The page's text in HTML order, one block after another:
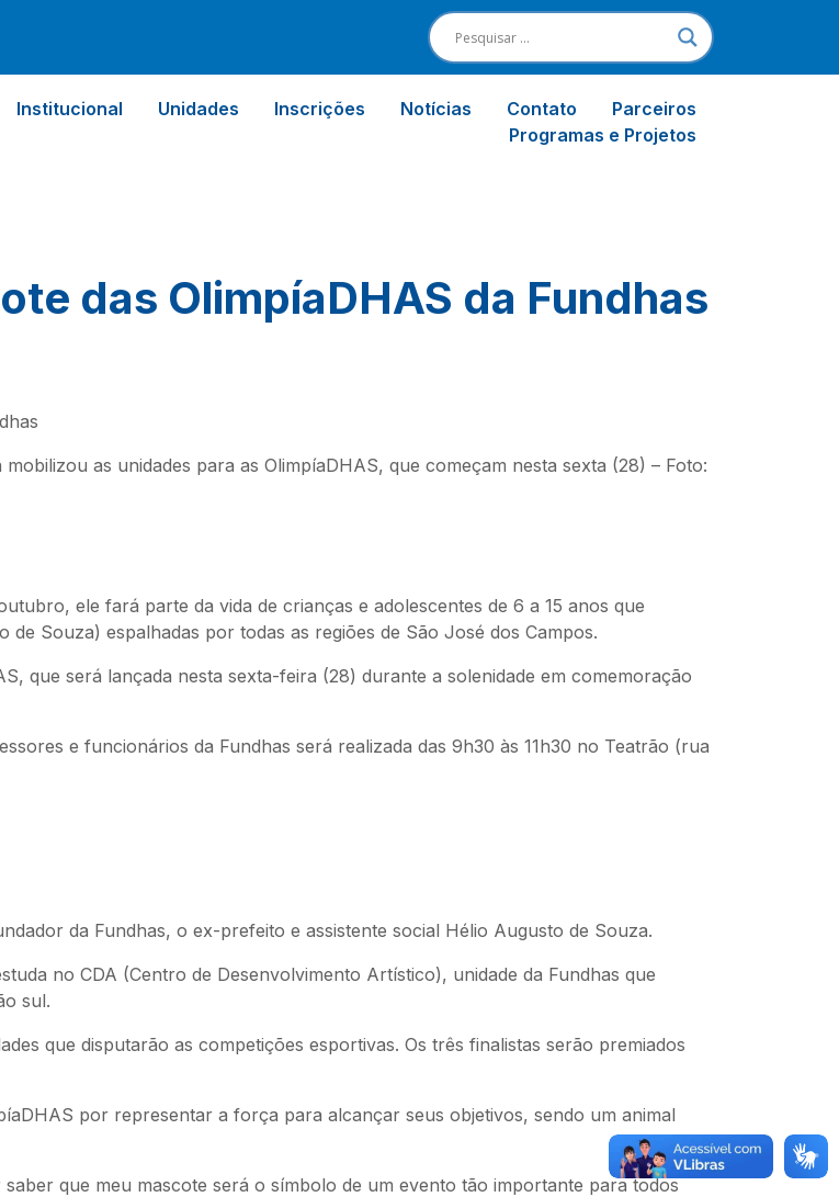
Institucional Unidades Inscrições Notícias Contato
Parceiros
Programas e Projetos
das OlimpíaDHAS da Fundhas
as unidades para as OlimpíaDHAS, que começam nesta sexta (28) – Foto:
ele fará parte da vida de crianças e adolescentes de 6 a 15 anos que
Souza) espalhadas por todas as regiões de São José dos Campos.
que será lançada nesta sexta-feira (28) durante a solenidade em comemoração
e funcionários da Fundhas será realizada das 9h30 às 11h30 no Teatrão (rua
da Fundhas, o ex-prefeito e assistente social Hélio Augusto de Souza.
no CDA (Centro de Desenvolvimento Artístico), unidade da Fundhas que
sul.
que disputarão as competições esportivas. Os três finalistas serão premiados
por representar a força para alcançar seus objetivos, sendo um animal
que meu mascote será o símbolo de um evento tão importante para todos